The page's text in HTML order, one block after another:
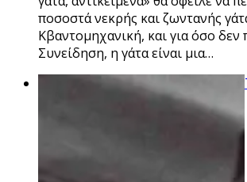
ποσοστά νεκρής και ζωντανής
Κβαντομηχανική, και για όσο δεν
Συνείδηση, η γάτα είναι μια…